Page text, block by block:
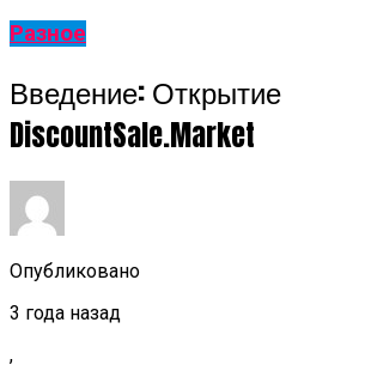
Разное
Введение: Открытие
DiscountSale.Market
Опубликовано
3 года назад
,